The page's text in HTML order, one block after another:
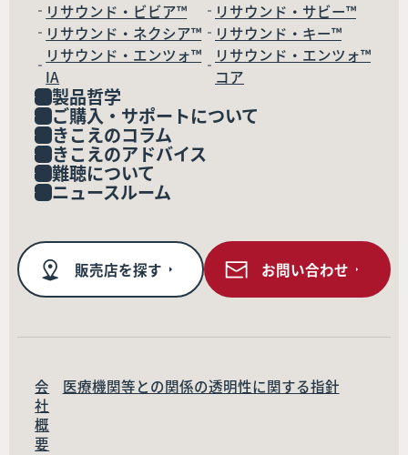
リサウンド・ビビア™
リサウンド・サビー™
リサウンド・ネクシア™
リサウンド・キー™
リサウンド・エンツォ™
IA
リサウンド・エンツォ™
コア
製品哲学
ご購入・サポートについて
きこえのコラム
きこえのアドバイス
難聴について
ニュースルーム
販売店を探す お問い合わせ
会
社
概
要
医療機関等との関係の透明性に関する指針